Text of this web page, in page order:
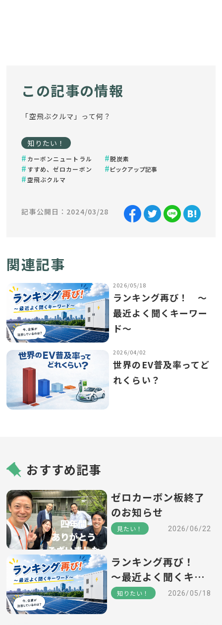
この記事の情報
「空飛ぶクルマ」って何？
知りたい！
カーボンニュートラル
脱炭素
すすめ、ゼロカーボン
ピックアップ記事
空飛ぶクルマ
記事公開日：2024/03/28
関連記事
2026/05/18
ランキング再び！ ～
最近よく聞くキーワー
ド～
2026/04/02
世界のEV普及率ってど
れくらい？
おすすめ記事
ゼロカーボン板終了
のお知らせ
見たい！ 2026/06/22
ランキング再び！
～最近よく聞くキー
ワード～
知りたい！ 2026/05/18